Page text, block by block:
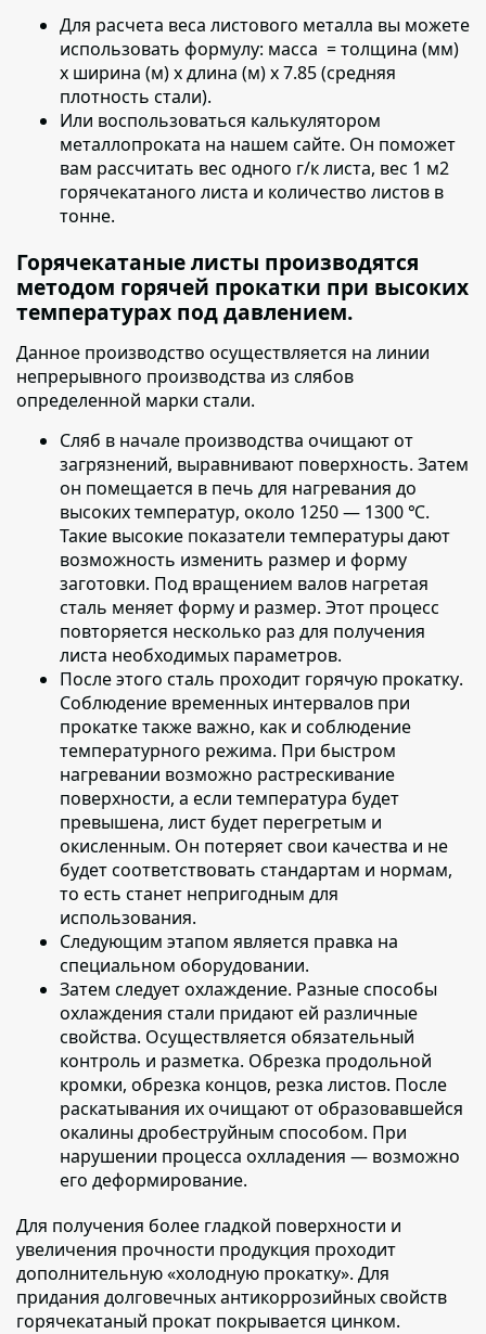
Для расчета веса листового металла вы можете
использовать формулу: масса = толщина (мм)
х ширина (м) х длина (м) х 7.85 (средняя
плотность стали).
Или воспользоваться калькулятором
металлопроката на нашем сайте. Он поможет
вам рассчитать вес одного г/к листа, вес 1 м2
горячекатаного листа и количество листов в
тонне.
Горячекатаные листы производятся
методом горячей прокатки при высоких
температурах под давлением.
Данное производство осуществляется на линии
непрерывного производства из слябов
определенной марки стали.
Сляб в начале производства очищают от
загрязнений, выравнивают поверхность. Затем
он помещается в печь для нагревания до
высоких температур, около 1250 — 1300 ℃.
Такие высокие показатели температуры дают
возможность изменить размер и форму
заготовки. Под вращением валов нагретая
сталь меняет форму и размер. Этот процесс
повторяется несколько раз для получения
листа необходимых параметров.
После этого сталь проходит горячую прокатку.
Соблюдение временных интервалов при
прокатке также важно, как и соблюдение
температурного режима. При быстром
нагревании возможно растрескивание
поверхности, а если температура будет
превышена, лист будет перегретым и
окисленным. Он потеряет свои качества и не
будет соответствовать стандартам и нормам,
то есть станет непригодным для
использования.
Следующим этапом является правка на
специальном оборудовании.
Затем следует охлаждение. Разные способы
охлаждения стали придают ей различные
свойства. Осуществляется обязательный
контроль и разметка. Обрезка продольной
кромки, обрезка концов, резка листов. После
раскатывания их очищают от образовавшейся
окалины дробеструйным способом. При
нарушении процесса охлладения — возможно
его деформирование.
Для получения более гладкой поверхности и
увеличения прочности продукция проходит
дополнительную «холодную прокатку». Для
придания долговечных антикоррозийных свойств
горячекатаный прокат покрывается цинком.